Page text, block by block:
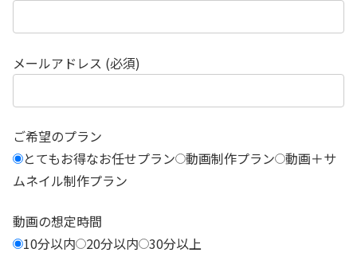
メールアドレス (必須)
ご希望のプラン
とてもお得なお任せプラン 動画制作プラン 動画＋サ
ムネイル制作プラン
動画の想定時間
10分以内
20分以内 30分以上